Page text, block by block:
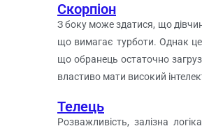
Скорпіон
З боку може здатися, що
що вимагає турботи. Однак
що обранець остаточно
властиво мати високий
Телець
Розважливість, залізна